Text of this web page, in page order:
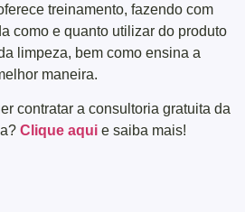
treinamento, fazendo com
como e quanto utilizar do produto
limpeza, bem como ensina a
maneira.
contratar a consultoria gratuita da
Clique aqui e saiba mais!